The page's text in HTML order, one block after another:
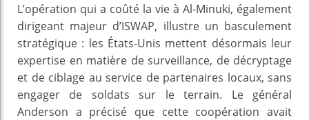
L’opération qui a coûté la vie à Al-Minuki, également
dirigeant majeur d’ISWAP, illustre un basculement
stratégique : les États-Unis mettent désormais leur
expertise en matière de surveillance, de décryptage
et de ciblage au service de partenaires locaux, sans
engager de soldats sur le terrain. Le général
Anderson a précisé que cette coopération avait